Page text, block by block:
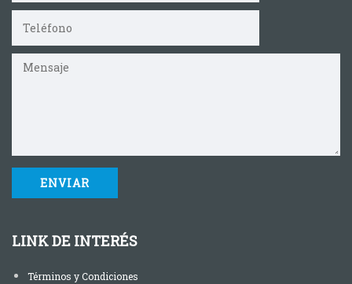
LINK DE INTERÉS
Términos y Condiciones